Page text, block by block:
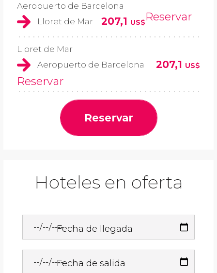
Aeropuerto de Barcelona
Lloret de Mar
207,1 US$Reservar
Lloret de Mar
Aeropuerto de Barcelona
207,1 US$
Reservar
Reservar
Hoteles en oferta
Fecha de llegada
Fecha de salida